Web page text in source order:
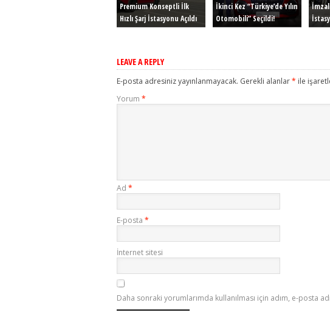
Premium Konseptli İlk
Hızlı Şarj İstasyonu Açıldı
İkinci Kez “Türkiye’de Yılın
Otomobili” Seçildi!
LEAVE A REPLY
E-posta adresiniz yayınlanmayacak. Gerekli alanlar* ile
Yorum *
Ad *
E-posta *
İnternet sitesi
Daha sonraki yorumlarımda kullanılması için adım, e-posta